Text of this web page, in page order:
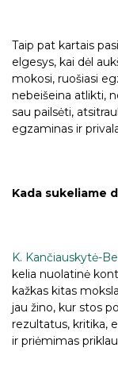
Taip pat kartais
elgesys, kai dėl
mokosi, ruošiasi
nebeišeina atlikti,
sau pailsėti,
egzaminas ir
Kada sukeliame
K. Kančiauskytė-
kelia nuolatinė
kažkas kitas
jau žino, kur stos
rezultatus, kritika,
ir priėmimas